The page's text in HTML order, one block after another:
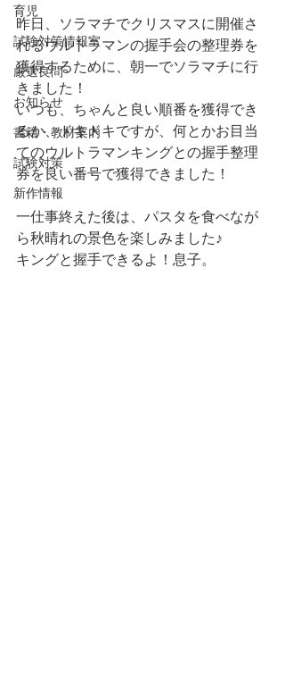
育児
試験対策情報室
厳選良問
お知らせ
書籍・教材案内
試験対策
新作情報
昨日、ソラマチでクリスマスに開催さ
れるウルトラマンの握手会の整理券を
獲得するために、朝一でソラマチに行
きました！
いつも、ちゃんと良い順番を獲得でき
るか、ドキドキですが、何とかお目当
てのウルトラマンキングとの握手整理
券を良い番号で獲得できました！
一仕事終えた後は、パスタを食べなが
ら秋晴れの景色を楽しみました♪
キングと握手できるよ！息子。